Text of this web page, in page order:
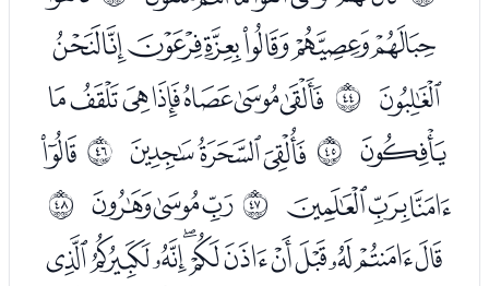
ﭶﭷﭸﭹﭺﭻﭼ
ﭽ ﰫ ﭿﮀﮁﮂﮃﮄﮅ
ﮆ ﰬ ﮈﮉﮊ ﰭﮌ
ﮍﮎﮏ ﰮﮑﮒﮓ ﰯ
ﮕﮖﮗﮘﮙﮚﮛﮜﮝﮞﮟ